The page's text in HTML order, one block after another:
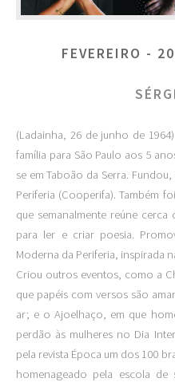
FEVEREIRO -
(Ladainha, 26 de junho de
família para São Paulo aos 5
se em Taboão da Serra.
Periferia (Cooperifa). Também
que semanalmente reúne
para ler e criar poesia.
Moderna da Periferia, inspirada
Criou outros eventos, como a
que papéis com versos são
ar; e o Ajoelhaço, em que
perdão às mulheres no Dia
pela revista Época um dos 100
homenageado pela escola de